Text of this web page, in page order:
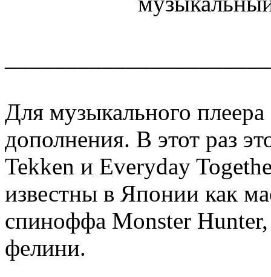
Для музыкального
дополнения. В этот раз
Tekken и Everyday
известны в Японии как
спиноффа Monster
фелини.